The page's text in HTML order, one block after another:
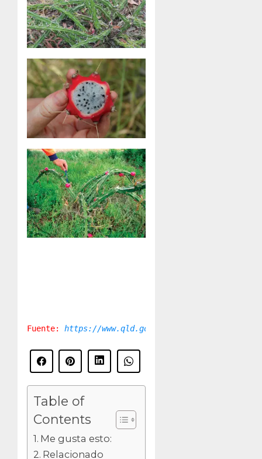
Fuente: https://www.qld.gov.au/
Table of
Contents
Me gusta esto:
Relacionado